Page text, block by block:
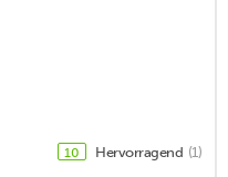
10 Hervorragend (1)